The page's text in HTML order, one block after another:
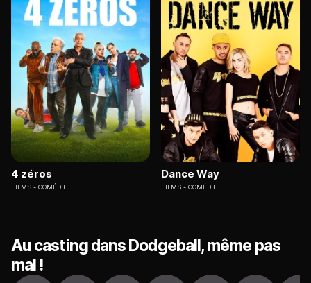
4 zéros
FILMS COMÉDIE
Dance Way
FILMS COMÉDIE
Au casting dans Dodgeball, même pas
mal !